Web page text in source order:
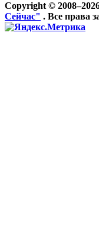
Copyright ©
Сейчас" . Все права